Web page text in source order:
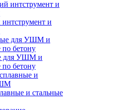
и
для УШМ и
бетону
и стальные